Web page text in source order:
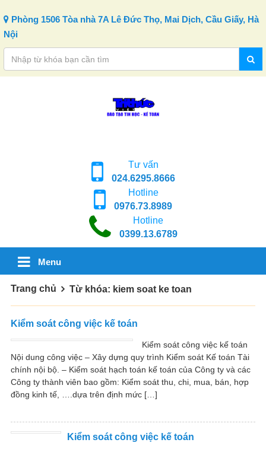
Phòng 1506 Tòa nhà 7A Lê Đức Thọ, Mai Dịch, Cầu Giấy, Hà
Nội
Tư vấn
024.6295.8666
Hotline
0976.73.8989
Hotline
0399.13.6789
Menu
Trang chủ Từ khóa: kiem soat ke toan
Kiểm soát công việc kế toán
Kiểm soát công việc kế toán
Nội dung công việc – Xây dựng quy trình Kiểm soát Kế toán Tài
chính nội bộ. – Kiểm soát hạch toán kế toán của Công ty và các
Công ty thành viên bao gồm: Kiểm soát thu, chi, mua, bán, hợp
đồng kinh tế, ….dựa trên định mức […]
Kiểm soát công việc kế toán